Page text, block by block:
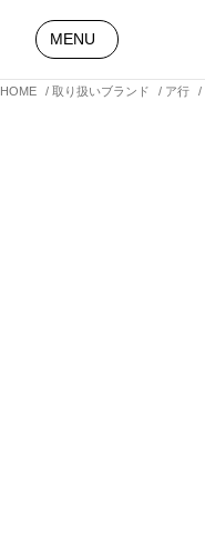
HOME 取り扱いブランド ア行
MENU